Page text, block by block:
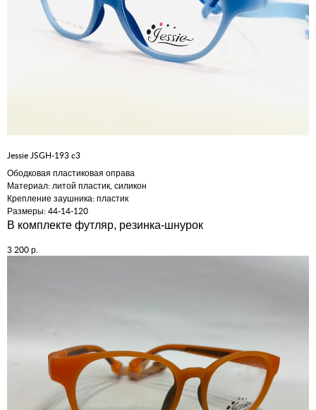
Jessie JSGH-193 c3
Ободковая пластиковая оправа
Материал: литой пластик, силикон
Крепление заушника: пластик
Размеры: 44-14-120
В комплекте футляр, резинка-шнурок
3 200р.